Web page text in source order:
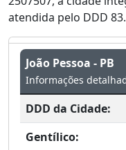
atendida pelo DDD 83.
João Pessoa - PB
Informações
DDD da Cidade:
Gentílico: